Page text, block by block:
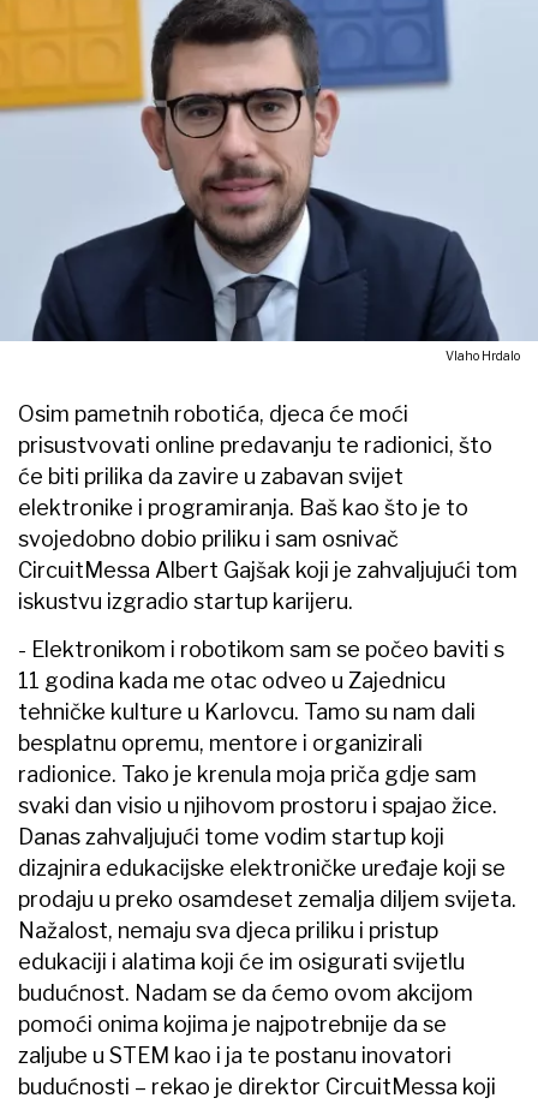
Vlaho Hrdalo
Osim pametnih robotića, djeca će moći
prisustvovati online predavanju te radionici, što
će biti prilika da zavire u zabavan svijet
elektronike i programiranja. Baš kao što je to
svojedobno dobio priliku i sam osnivač
CircuitMessa Albert Gajšak koji je zahvaljujući tom
iskustvu izgradio startup karijeru.
- Elektronikom i robotikom sam se počeo baviti s
11 godina kada me otac odveo u Zajednicu
tehničke kulture u Karlovcu. Tamo su nam dali
besplatnu opremu, mentore i organizirali
radionice. Tako je krenula moja priča gdje sam
svaki dan visio u njihovom prostoru i spajao žice.
Danas zahvaljujući tome vodim startup koji
dizajnira edukacijske elektroničke uređaje koji se
prodaju u preko osamdeset zemalja diljem svijeta.
Nažalost, nemaju sva djeca priliku i pristup
edukaciji i alatima koji će im osigurati svijetlu
budućnost. Nadam se da ćemo ovom akcijom
pomoći onima kojima je najpotrebnije da se
zaljube u STEM kao i ja te postanu inovatori
budućnosti – rekao je direktor CircuitMessa koji